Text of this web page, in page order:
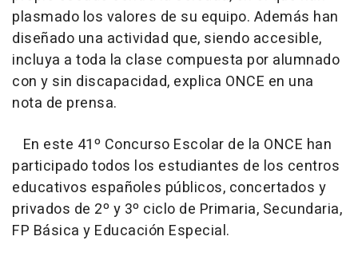
plasmado los valores de su equipo. Además han
diseñado una actividad que, siendo accesible,
incluya a toda la clase compuesta por alumnado
con y sin discapacidad, explica ONCE en una
nota de prensa.
En este 41º Concurso Escolar de la ONCE han
participado todos los estudiantes de los centros
educativos españoles públicos, concertados y
privados de 2º y 3º ciclo de Primaria, Secundaria,
FP Básica y Educación Especial.